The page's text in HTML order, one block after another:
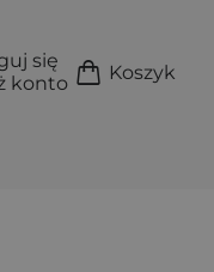
się
konto
Koszyk